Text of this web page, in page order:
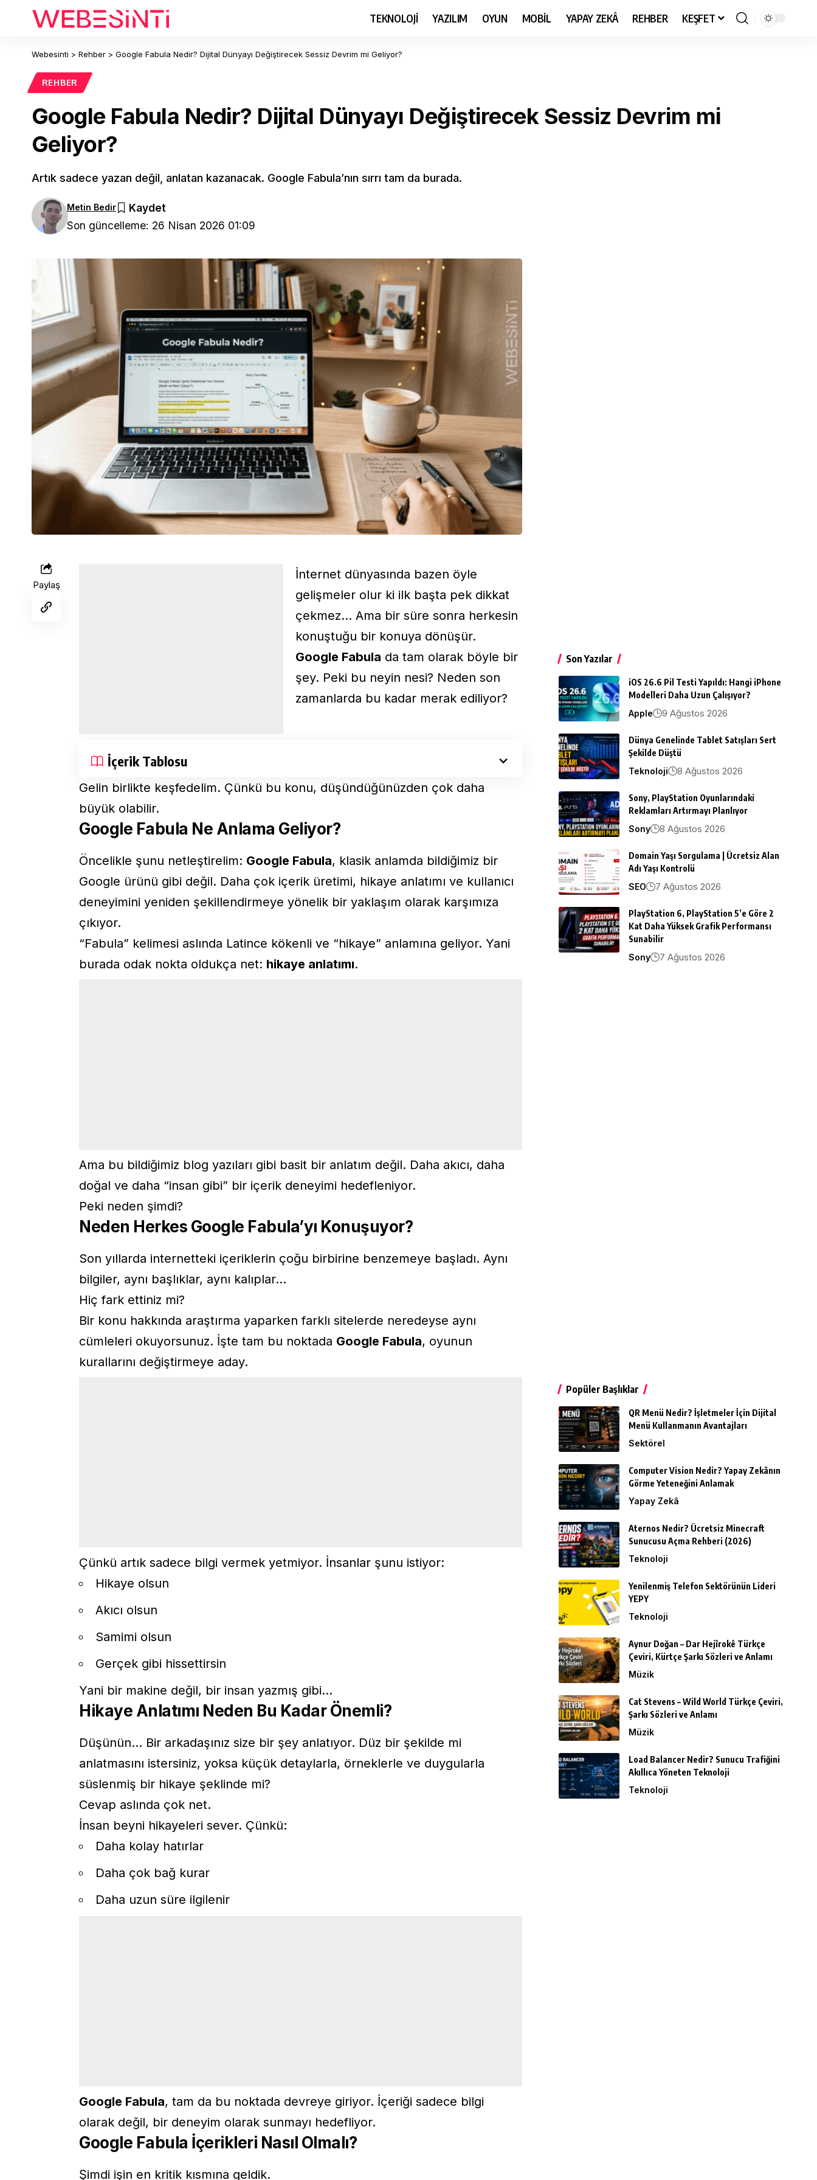
TEKNOLOJİ YAZILIM OYUN MOBİL YAPAY ZEKÂ REHBER KEŞFET
Webesinti > Rehber > Google Fabula Nedir? Dijital Dünyayı Değiştirecek Sessiz Devrim mi Geliyor?
REHBER
Google Fabula Nedir? Dijital Dünyayı Değiştirecek Sessiz Devrim mi
Geliyor?
Artık sadece yazan değil, anlatan kazanacak. Google Fabula’nın sırrı tam da burada.
Son güncelleme: 26 Nisan 2026 01:09
Metin Bedir
Paylaş
İnternet dünyasında bazen öyle
gelişmeler olur ki ilk başta pek dikkat
çekmez… Ama bir süre sonra herkesin
konuştuğu bir konuya dönüşür.
Google Fabula da tam olarak böyle bir
şey. Peki bu neyin nesi? Neden son
zamanlarda bu kadar merak ediliyor?
İçerik Tablosu
Gelin birlikte keşfedelim. Çünkü bu konu, düşündüğünüzden çok daha
büyük olabilir.
Google Fabula Ne Anlama Geliyor?
Öncelikle şunu netleştirelim: Google Fabula, klasik anlamda bildiğimiz bir
Google ürünü gibi değil. Daha çok içerik üretimi, hikaye anlatımı ve kullanıcı
deneyimini yeniden şekillendirmeye yönelik bir yaklaşım olarak karşımıza
çıkıyor.
“Fabula” kelimesi aslında Latince kökenli ve “hikaye” anlamına geliyor. Yani
burada odak nokta oldukça net: hikaye anlatımı.
Ama bu bildiğimiz blog yazıları gibi basit bir anlatım değil. Daha akıcı, daha
doğal ve daha “insan gibi” bir içerik deneyimi hedefleniyor.
Peki neden şimdi?
Neden Herkes Google Fabula’yı Konuşuyor?
Son yıllarda internetteki içeriklerin çoğu birbirine benzemeye başladı. Aynı
bilgiler, aynı başlıklar, aynı kalıplar…
Hiç fark ettiniz mi?
Bir konu hakkında araştırma yaparken farklı sitelerde neredeyse aynı
cümleleri okuyorsunuz. İşte tam bu noktada Google Fabula, oyunun
kurallarını değiştirmeye aday.
Çünkü artık sadece bilgi vermek yetmiyor. İnsanlar şunu istiyor:
Hikaye olsun
Akıcı olsun
Samimi olsun
Gerçek gibi hissettirsin
Yani bir makine değil, bir insan yazmış gibi…
Hikaye Anlatımı Neden Bu Kadar Önemli?
Düşünün… Bir arkadaşınız size bir şey anlatıyor. Düz bir şekilde mi
anlatmasını istersiniz, yoksa küçük detaylarla, örneklerle ve duygularla
süslenmiş bir hikaye şeklinde mi?
Cevap aslında çok net.
İnsan beyni hikayeleri sever. Çünkü:
Daha kolay hatırlar
Daha çok bağ kurar
Daha uzun süre ilgilenir
Google Fabula, tam da bu noktada devreye giriyor. İçeriği sadece bilgi
olarak değil, bir deneyim olarak sunmayı hedefliyor.
Google Fabula İçerikleri Nasıl Olmalı?
Şimdi işin en kritik kısmına geldik.
Son Yazılar
iOS 26.6 Pil Testi Yapıldı: Hangi iPhone
Modelleri Daha Uzun Çalışıyor?
Apple
9 Ağustos 2026
Dünya Genelinde Tablet Satışları Sert
Şekilde Düştü
Teknoloji
8 Ağustos 2026
Sony, PlayStation Oyunlarındaki
Reklamları Artırmayı Planlıyor
Sony
8 Ağustos 2026
Domain Yaşı Sorgulama | Ücretsiz Alan
Adı Yaşı Kontrolü
SEO
7 Ağustos 2026
PlayStation 6, PlayStation 5’e Göre 2
Kat Daha Yüksek Grafik Performansı
Sunabilir
Sony
7 Ağustos 2026
Popüler Başlıklar
QR Menü Nedir? İşletmeler İçin Dijital
Menü Kullanmanın Avantajları
Sektörel
Computer Vision Nedir? Yapay Zekânın
Görme Yeteneğini Anlamak
Yapay Zekâ
Aternos Nedir? Ücretsiz Minecraft
Sunucusu Açma Rehberi (2026)
Teknoloji
Yenilenmiş Telefon Sektörünün Lideri
YEPY
Teknoloji
Aynur Doğan – Dar Hejîrokê Türkçe
Çeviri, Kürtçe Şarkı Sözleri ve Anlamı
Müzik
Cat Stevens – Wild World Türkçe Çeviri,
Şarkı Sözleri ve Anlamı
Müzik
Load Balancer Nedir? Sunucu Trafiğini
Akıllıca Yöneten Teknoloji
Teknoloji